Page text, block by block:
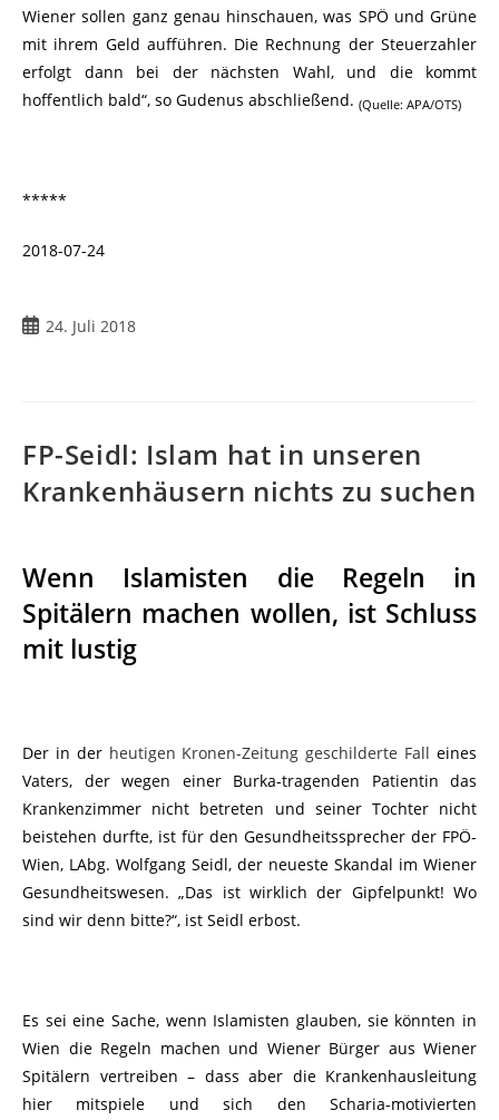
Wiener sollen ganz genau hinschauen, was SPÖ und Grüne
mit ihrem Geld aufführen. Die Rechnung der Steuerzahler
erfolgt dann bei der nächsten Wahl, und die kommt
hoffentlich bald“, so Gudenus abschließend. (Quelle: APA/OTS)
*****
2018-07-24
24. Juli 2018
FP-Seidl: Islam hat in unseren
Krankenhäusern nichts zu suchen
Wenn Islamisten die Regeln in
Spitälern machen wollen, ist Schluss
mit lustig
Der in der heutigen Kronen-Zeitung geschilderte Fall eines
Vaters, der wegen einer Burka-tragenden Patientin das
Krankenzimmer nicht betreten und seiner Tochter nicht
beistehen durfte, ist für den Gesundheitssprecher der FPÖ-
Wien, LAbg. Wolfgang Seidl, der neueste Skandal im Wiener
Gesundheitswesen. „Das ist wirklich der Gipfelpunkt! Wo
sind wir denn bitte?“, ist Seidl erbost.
Es sei eine Sache, wenn Islamisten glauben, sie könnten in
Wien die Regeln machen und Wiener Bürger aus Wiener
Spitälern vertreiben – dass aber die Krankenhausleitung
hier mitspiele und sich den Scharia-motivierten